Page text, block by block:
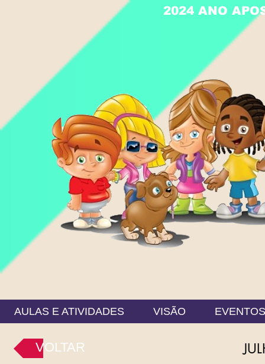
2024 ANO
AULAS E ATIVIDADES VISÃO EVENTOS
VOLTAR